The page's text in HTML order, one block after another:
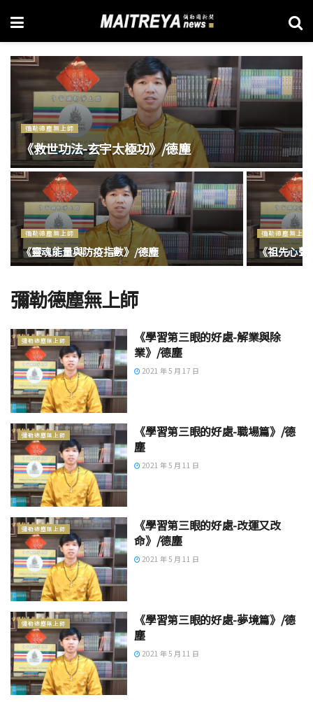
彌勒德塵無上師
《救世功法-玄宇太極功》/德塵
彌勒德塵無上師
《靈魂能量與防疫指數》/德塵
彌勒德塵無上師
《祖先心
彌勒德塵無上師
彌勒德塵無上師
《學習第三眼的好處-解業與除
業》/德塵
2021 年 5 月 17 日
彌勒德塵無上師
《學習第三眼的好處-職場篇》/德
塵
2021 年 5 月 11 日
彌勒德塵無上師
《學習第三眼的好處-改運又改
命》/德塵
2021 年 5 月 11 日
彌勒德塵無上師
《學習第三眼的好處-夢境篇》/德
塵
2021 年 5 月 11 日